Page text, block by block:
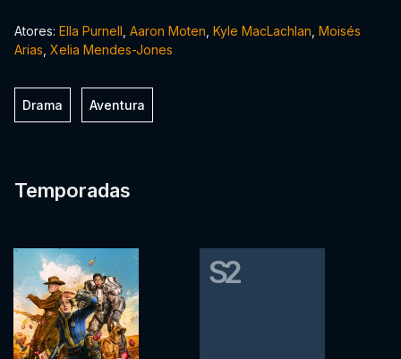
Atores: Ella Purnell Aaron Moten Kyle MacLachlan Moisés
Arias Xelia Mendes-Jones
Drama Aventura
Temporadas
S2